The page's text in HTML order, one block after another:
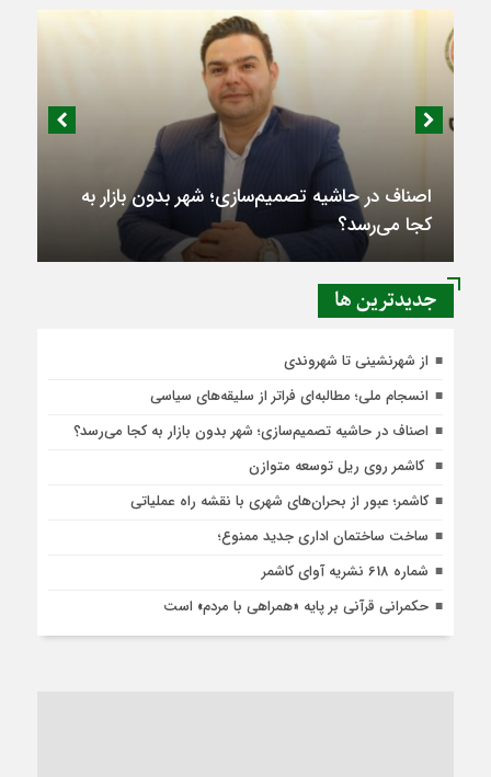
اصناف در حاشیه تصمیم‌سازی؛ شهر بدون بازار به
کجا می‌رسد؟
جديدترين ها
از شهرنشینی تا شهروندی
انسجام ملی؛ مطالبه‌ای فراتر از سلیقه‌های سیاسی
اصناف در حاشیه تصمیم‌سازی؛ شهر بدون بازار به کجا می‌رسد؟
کاشمر روی ریل توسعه متوازن
کاشمر؛ عبور از بحران‌های شهری با نقشه راه عملیاتی
ساخت ساختمان اداری جدید ممنوع؛
شماره 618 نشریه آوای کاشمر
حکمرانی قرآنی بر پایه «همراهی با مردم» است